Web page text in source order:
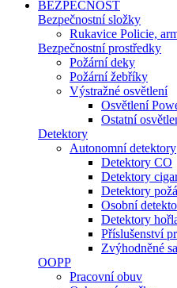
BEZPEČNOST
Bezpečnostní složky
Rukavice Policie,
Bezpečnostní prostředky
Požární deky
Požární žebříky
Výstražné osvětlení
Osvětlení
Ostatní
Detektory
Autonomní detektory
Detektory CO
Detektory
Detektory
Osobní
Detektory
Příslušenství
Zvýhodněné
OOPP
Pracovní obuv